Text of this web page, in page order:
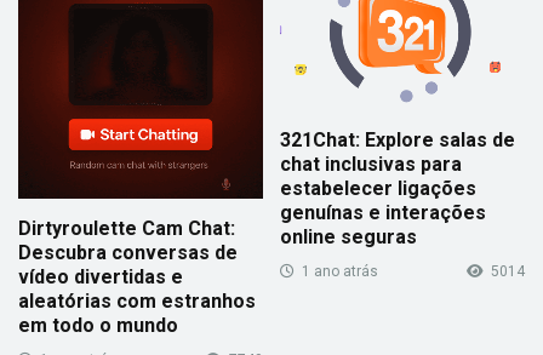
Dirtyroulette Cam Chat:
Descubra conversas de
vídeo divertidas e
aleatórias com estranhos
em todo o mundo
321Chat: Explore salas de
chat inclusivas para
estabelecer ligações
genuínas e interações
online seguras
1 ano atrás 5014